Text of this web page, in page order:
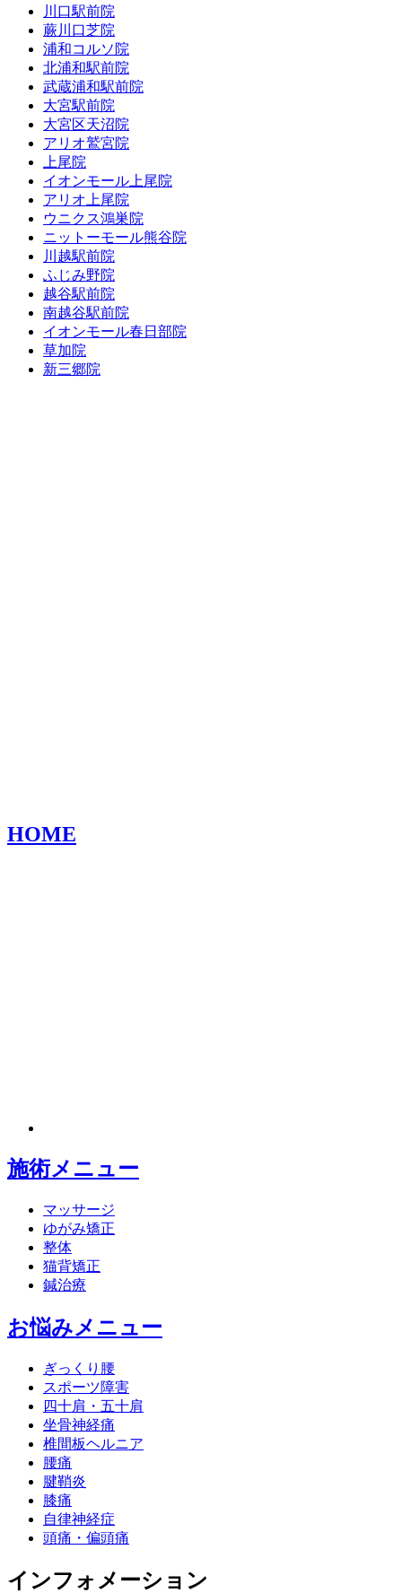
川口駅前院
蕨川口芝院
浦和コルソ院
北浦和駅前院
武蔵浦和駅前院
大宮駅前院
大宮区天沼院
アリオ鷲宮院
上尾院
イオンモール上尾院
アリオ上尾院
ウニクス鴻巣院
ニットーモール熊谷院
川越駅前院
ふじみ野院
越谷駅前院
南越谷駅前院
イオンモール春日部院
草加院
新三郷院
HOME
施術メニュー
マッサージ
ゆがみ矯正
整体
猫背矯正
鍼治療
お悩みメニュー
ぎっくり腰
スポーツ障害
四十肩・五十肩
坐骨神経痛
椎間板ヘルニア
腰痛
腱鞘炎
膝痛
自律神経症
頭痛・偏頭痛
インフォメーション